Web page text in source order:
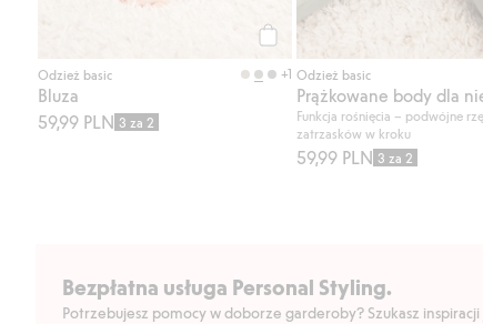
Kup
Odzież basic +1
Bluza
59,99 PLN 3 za 2
Odzież basic
Prążkowane body dla
Funkcja rośnięcia – podwójne
zatrzasków w kroku
59,99 PLN 3 za 2
Bezpłatna usługa Personal Styling.
Potrzebujesz pomocy w doborze garderoby? Szukasz